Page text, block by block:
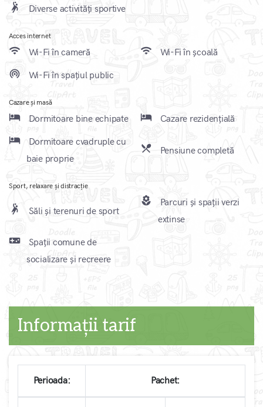
sports_handball Diverse activități sportive
Acces internet
wifi Wi-Fi în cameră wifi Wi-Fi în școală
wifi_tethering Wi-Fi în spațiul public
Cazare și masă
local_hotel Dormitoare bine echipate local_hotel Cazare rezidențială
local_hotel
Dormitoare cvadruple cu
baie proprie
local_dining Pensiune completă
Sport, relaxare și distracție
sports_handball Săli și terenuri de sport
local_florist
Parcuri și spații verzi
extinse
videogame_asset
Spații comune de
socializare și recreere
Informații tarif
Perioada: Pachet: